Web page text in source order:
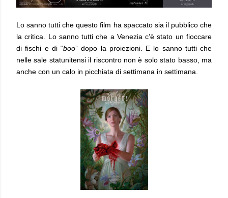
Lo sanno tutti che questo film ha spaccato sia il pubblico che
la critica. Lo sanno tutti che a Venezia c’è stato un fioccare
di fischi e di “boo” dopo la proiezioni. E lo sanno tutti che
nelle sale statunitensi il riscontro non è solo stato basso, ma
anche con un calo in picchiata di settimana in settimana.